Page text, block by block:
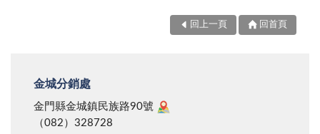
回上一頁 回首頁
金城分銷處
金門縣金城鎮民族路90號
（082）328728